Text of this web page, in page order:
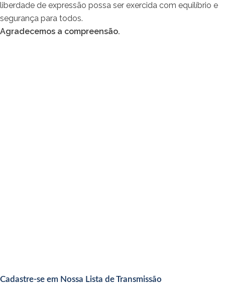
liberdade de expressão possa ser exercida com equilíbrio e
segurança para todos.
Agradecemos a compreensão.
Cadastre-se em Nossa Lista de Transmissão